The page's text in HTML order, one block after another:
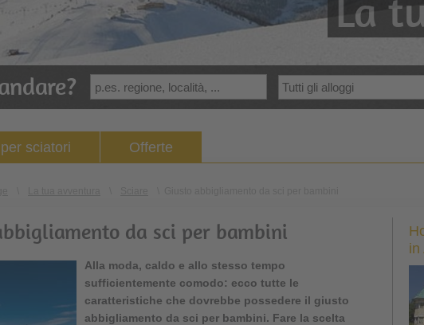
La
sciatori Offerte
da sci per bambini
Alla moda, caldo e allo stesso tempo
sufficientemente comodo: ecco tutte le
caratteristiche che dovrebbe possedere il giusto
abbigliamento da sci per bambini. Fare la scelta
in